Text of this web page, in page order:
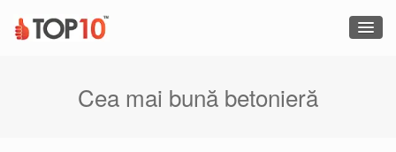
Cea mai bună betonieră